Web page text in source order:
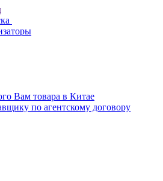
Вам товара в Китае
по агентскому договору